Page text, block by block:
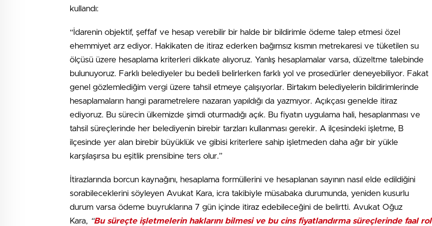
kullandı:
“İdarenin objektif, şeffaf ve hesap verebilir bir halde bir bildirimle ödeme talep etmesi özel
ehemmiyet arz ediyor. Hakikaten de itiraz ederken bağımsız kısmın metrekaresi ve tüketilen su
ölçüsü üzere hesaplama kriterleri dikkate alıyoruz. Yanlış hesaplamalar varsa, düzeltme talebinde
bulunuyoruz. Farklı belediyeler bu bedeli belirlerken farklı yol ve prosedürler deneyebiliyor. Fakat
genel gözlemlediğim vergi üzere tahsil etmeye çalışıyorlar. Birtakım belediyelerin bildirimlerinde
hesaplamaların hangi parametrelere nazaran yapıldığı da yazmıyor. Açıkçası genelde itiraz
ediyoruz. Bu sürecin ülkemizde şimdi oturmadığı açık. Bu fiyatın uygulama hali, hesaplanması ve
tahsil süreçlerinde her belediyenin birebir tarzları kullanması gerekir. A ilçesindeki işletme, B
ilçesinde yer alan birebir büyüklük ve gibisi kriterlere sahip işletmeden daha ağır bir yükle
karşılaşırsa bu eşitlik prensibine ters olur.”
İtirazlarında borcun kaynağını, hesaplama formüllerini ve hesaplanan sayının nasıl elde edildiğini
sorabileceklerini söyleyen Avukat Kara, icra takibiyle müsabaka durumunda, yeniden kusurlu
durum varsa ödeme buyruklarına 7 gün içinde itiraz edebileceğini de belirtti. Avukat Oğuz
Kara, “Bu süreçte işletmelerin haklarını bilmesi ve bu cins fiyatlandırma süreçlerinde faal rol